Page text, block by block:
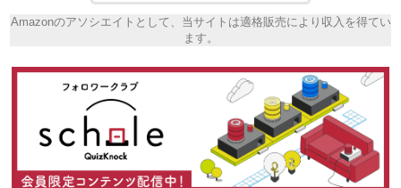
Amazonのアソシエイトとして、当サイトは適格販売により収入を得てい
ます。